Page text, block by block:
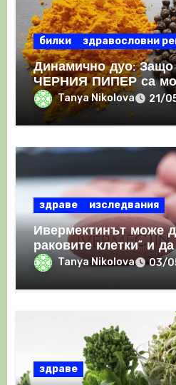
билки здравословни
Динамично дуо:
ЧЕРНИЯ ПИПЕР са
Tanya Nikolova 21/
здраве изследвания
Ивермектинът може
раковите клетки“ и
имунния отговор
Tanya Nikolova 03/
здраве